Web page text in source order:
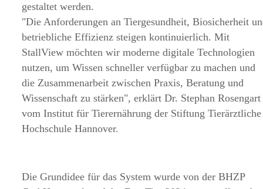
gestaltet werden.
Die Anforderungen an Tiergesundheit, Biosicherheit
betriebliche Effizienz steigen kontinuierlich. Mit
StallView möchten wir moderne digitale Technologien
nutzen, um Wissen schneller verfügbar zu machen und
die Zusammenarbeit zwischen Praxis, Beratung und
Wissenschaft zu stärken , erklärt Dr. Stephan Rosengart
vom Institut für Tierernährung der Stiftung Tierärztliche
Hochschule Hannover.
Die Grundidee für das System wurde von der BHZP